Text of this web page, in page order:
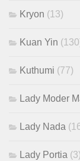
Kryon (13)
Kuan Yin
Kuthumi (77)
Lady Moder
Lady Nada
Lady Portia (3)